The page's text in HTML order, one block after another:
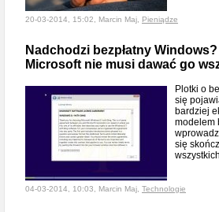
20-03-2014, 15:02, Marcin Maj, Pieniądze
Nadchodzi bezpłatny
Microsoft nie musi dawać go
Plotki o
się
bardziej
modelem
się
04-03-2014, 10:03, Marcin Maj, Technologie